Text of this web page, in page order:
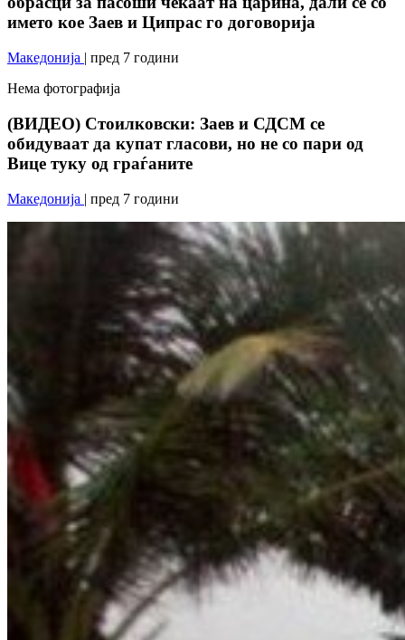
името кое Заев и Ципрас го договорија
Македонија | пред 7 години
Нема фотографија
(ВИДЕО) Стоилковски: Заев и СДСМ се
обидуваат да купат гласови, но не со пари од
Вице туку од граѓаните
Македонија | пред 7 години